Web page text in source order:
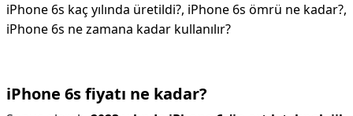
iPhone 6s kaç yılında üretildi?, iPhone 6s ömrü ne kadar?,
iPhone 6s ne zamana kadar kullanılır?
iPhone 6s fiyatı ne kadar?